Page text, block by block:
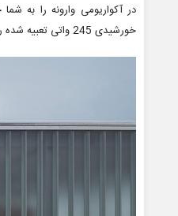
در آکواریومی وارونه را به
خورشیدی 245 واتی تعبیه شده روی سقف ساختمان، نویدبخش کاهش 10 دلاری هزینه انرژی در هر ماه هستند.